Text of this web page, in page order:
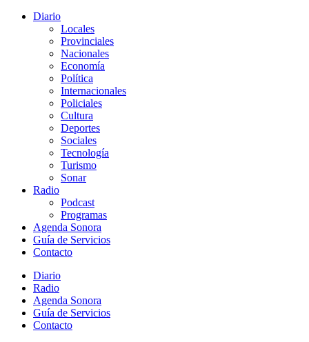
Diario
Locales
Provinciales
Nacionales
Economía
Política
Internacionales
Policiales
Cultura
Deportes
Sociales
Tecnología
Turismo
Sonar
Radio
Podcast
Programas
Agenda Sonora
Guía de Servicios
Contacto
Diario
Radio
Agenda Sonora
Guía de Servicios
Contacto